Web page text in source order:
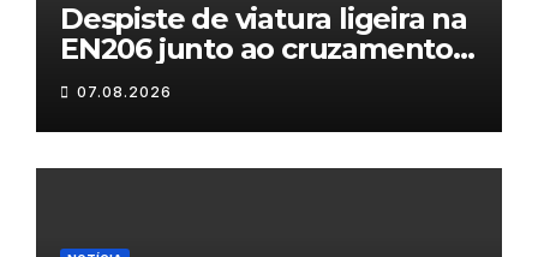
Despiste de viatura ligeira na
EN206 junto ao cruzamento
Fornos do Pinhal
07.08.2026